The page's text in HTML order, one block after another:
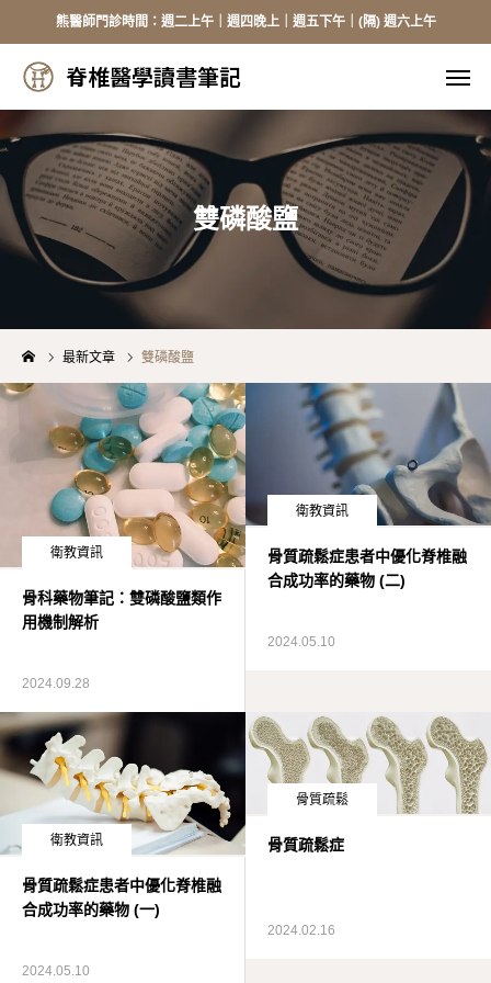
熊醫師門診時間：週二上午｜週四晚上｜週五下午｜(隔) 週六上午
脊椎醫學讀書筆記
雙磷酸鹽
最新文章 雙磷酸鹽
衛教資訊
骨科藥物筆記：雙磷酸鹽類作
用機制解析
2024.09.28
衛教資訊
骨質疏鬆症患者中優化脊椎融
合成功率的藥物 (二)
2024.05.10
衛教資訊
骨質疏鬆症患者中優化脊椎融
合成功率的藥物 (一)
2024.05.10
骨質疏鬆
骨質疏鬆症
2024.02.16
脊椎醫學讀書筆記
線上掛號 來電掛號
加入Line 臉書
醫師介紹
胸腰手術
健保資訊
骨質疏鬆
術後照護
YouTube手術影片